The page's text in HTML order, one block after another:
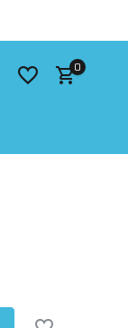
0